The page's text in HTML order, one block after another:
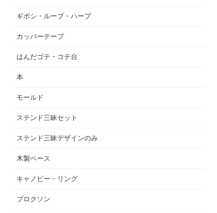
ギボシ・ループ・ハープ
カッパーテープ
はんだゴテ・コテ台
本
モールド
ステンド三昧セット
ステンド三昧デザインのみ
木製ベース
キャノピー・リング
プロクソン